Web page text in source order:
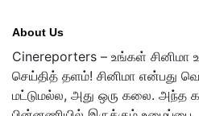
About Us
Cinereporters – உங்கள்
செய்தித் தளம்! சினிமா என்பது
மட்டுமல்ல, அது ஒரு கலை.